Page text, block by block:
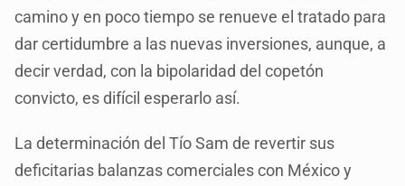
camino y en poco tiempo se renueve el tratado para
dar certidumbre a las nuevas inversiones, aunque, a
decir verdad, con la bipolaridad del copetón
convicto, es difícil esperarlo así.
La determinación del Tío Sam de revertir sus
deficitarias balanzas comerciales con México y